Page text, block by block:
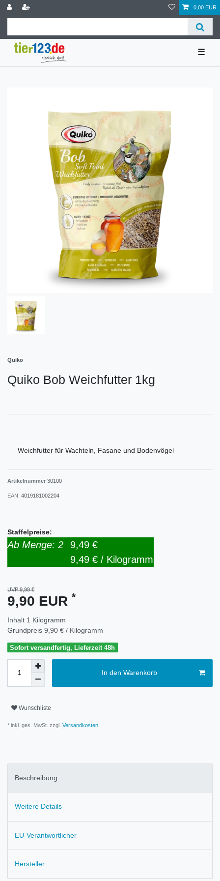
0,00 EUR
☰
Quiko
Quiko Bob Weichfutter 1kg
Weichfutter für Wachteln, Fasane und Bodenvögel
Artikelnummer 30100
EAN: 4019181002204
Staffelpreise:
Ab Menge: 2
9,49 €
9,49 € / Kilogramm
UVP 9,99 €
9,90 EUR *
Inhalt 1 Kilogramm
Grundpreis 9,90 € / Kilogramm
Sofort versandfertig, Lieferzeit 48h
In den Warenkorb
Wunschliste
* inkl. ges. MwSt. zzgl. Versandkosten
Beschreibung
Weitere Details
EU-Verantwortlicher
Hersteller